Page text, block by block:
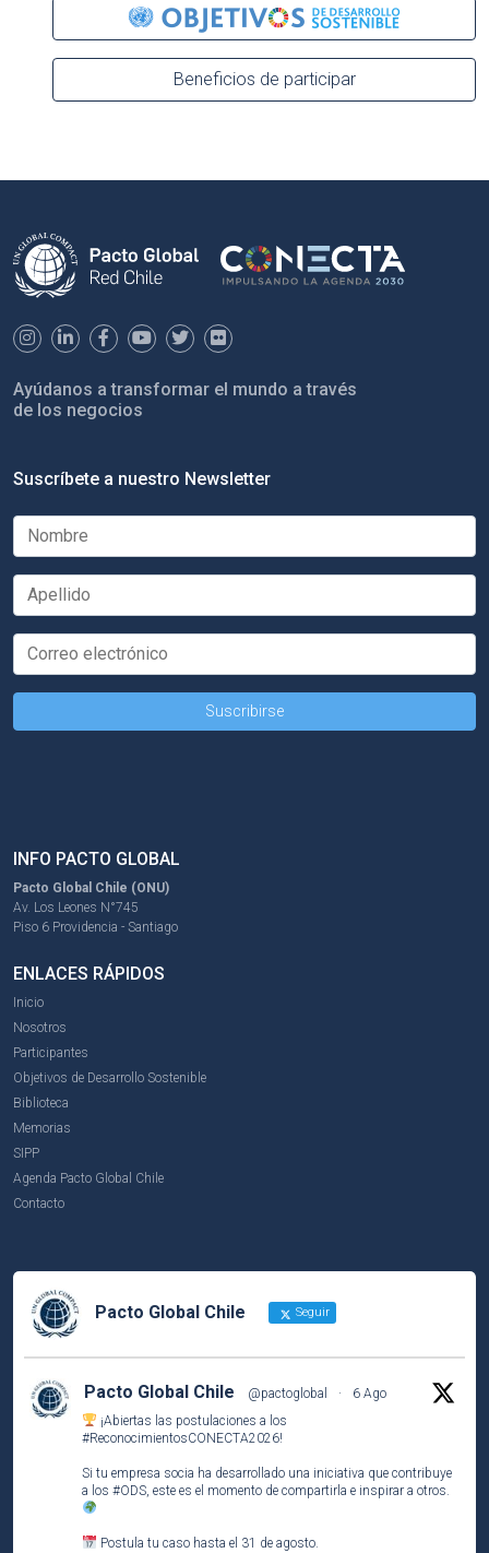
Beneficios de participar
Ayúdanos a transformar el mundo a través
de los negocios
Suscríbete a nuestro Newsletter
INFO PACTO GLOBAL
Pacto Global Chile (ONU)
Av. Los Leones N°745
Piso 6 Providencia - Santiago
ENLACES RÁPIDOS
Inicio
Nosotros
Participantes
Objetivos de Desarrollo Sostenible
Biblioteca
Memorias
SIPP
Agenda Pacto Global Chile
Contacto
Pacto Global Chile Seguir
Pacto Global Chile @pactoglobal ·
6 Ago
¡Abiertas las postulaciones a los
#ReconocimientosCONECTA2026!
Si tu empresa socia ha desarrollado una iniciativa que contribuye
a los #ODS , este es el momento de compartirla e inspirar a otros.
Postula tu caso hasta el 31 de agosto.